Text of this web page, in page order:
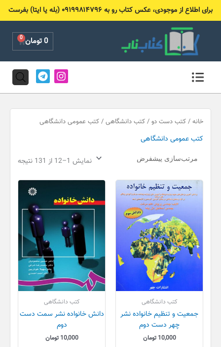
برای اطلاع از موجودی، عکس کتاب رو به ۰۹۱۹۹۸۱۴۷۹۶ (بله یا ایتا) بفرست
0تومان 0
Cart
I
n
s
a
g
T
e
l
g
r خانه / کتب دست دو / کتب دانشگاهی / کتب عمومی دانشگاهی
کتب عمومی دانشگاهی
نمایش 1–12 از 131 نتیجه
کتب دانشگاهی
جمعیت و تنظیم خانواده نشر
چهر دست دوم
10,000 تومان
کتب دانشگاهی
دانش خانواده نشر سمت دست
دوم
10,000 تومان